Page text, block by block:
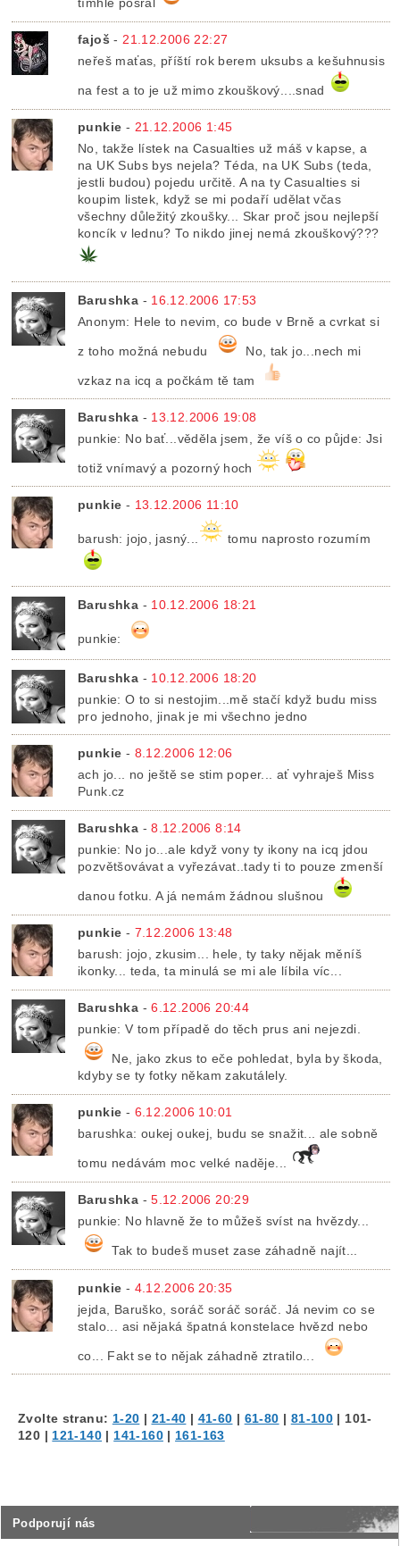
Podporují nás
tímhle posral
fajoš -21.12.2006 22:27
neřeš maťas, příští rok berem uksubs a kešuhnusis
na fest a to je už mimo zkouškový....snad
punkie - 21.12.2006 1:45
No, takže lístek na Casualties už máš v kapse, a
na UK Subs bys nejela? Téda, na UK Subs (teda,
jestli budou) pojedu určitě. A na ty Casualties si
koupim listek, když se mi podaří udělat včas
všechny důležitý zkoušky... Skar proč jsou nejlepší
koncík v lednu? To nikdo jinej nemá zkouškový???
Barushka - 16.12.2006 17:53
Anonym: Hele to nevim, co bude v Brně a cvrkat si
z toho možná nebudu No, tak jo...nech mi
vzkaz na icq a počkám tě tam
Barushka - 13.12.2006 19:08
punkie: No bať...věděla jsem, že víš o co půjde: Jsi
totiž vnímavý a pozorný hoch
punkie - 13.12.2006 11:10
barush: jojo, jasný... tomu naprosto rozumím
Barushka - 10.12.2006 18:21
punkie:
Barushka - 10.12.2006 18:20
punkie: O to si nestojim...mě stačí když budu miss
pro jednoho, jinak je mi všechno jedno
punkie - 8.12.2006 12:06
ach jo... no ještě se stim poper... ať vyhraješ Miss
Punk.cz
Barushka -8.12.2006 8:14
punkie: No jo...ale když vony ty ikony na icq jdou
pozvětšovávat a vyřezávat..tady ti to pouze zmenší
danou fotku. A já nemám žádnou slušnou
punkie - 7.12.2006 13:48
barush: jojo, zkusim... hele, ty taky nějak měníš
ikonky... teda, ta minulá se mi ale líbila víc...
Barushka -6.12.2006 20:44
punkie: V tom případě do těch prus ani nejezdi.
Ne, jako zkus to eče pohledat, byla by škoda,
kdyby se ty fotky někam zakutálely.
punkie - 6.12.2006 10:01
barushka: oukej oukej, budu se snažit... ale sobně
tomu nedávám moc velké naděje...
Barushka -5.12.2006 20:29
punkie: No hlavně že to můžeš svíst na hvězdy...
Tak to budeš muset zase záhadně najít...
punkie - 4.12.2006 20:35
jejda, Baruško, soráč soráč soráč. Já nevim co se
stalo... asi nějaká špatná konstelace hvězd nebo
co... Fakt se to nějak záhadně ztratilo...
Zvolte stranu: 1-20 | 21-40 | 41-60 | 61-80 | 81-100 | 101-
120 | 121-140 | 141-160| 161-163